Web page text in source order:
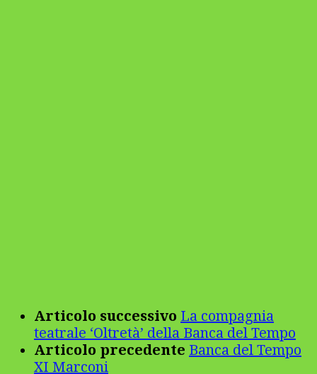
Articolo successivo La compagnia
teatrale ‘Oltretà’ della Banca del Tempo
Articolo precedente Banca del Tempo
XI Marconi